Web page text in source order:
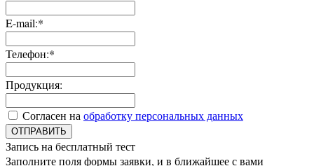
E-mail:*
Телефон:*
Продукция:
Согласен на обработку персональных данных
ОТПРАВИТЬ
Запись на бесплатный тест
Заполните поля формы заявки, и в ближайшее с вами